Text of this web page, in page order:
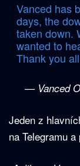
Vanced has
days, the
taken down.
wanted to
Thank you
— Vanced
Jeden z
na Telegramu